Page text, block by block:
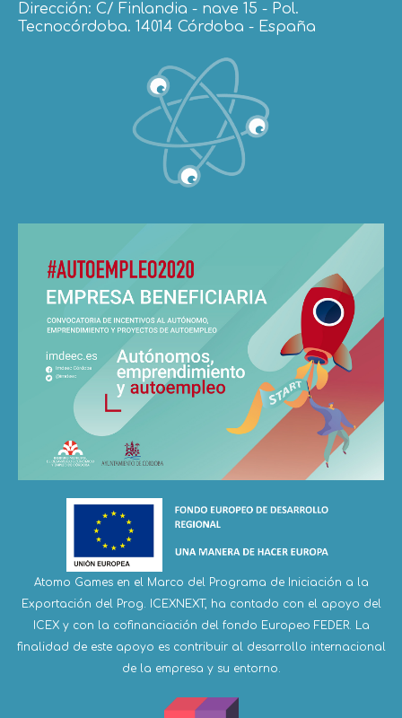
Dirección: C/ Finlandia - nave 15 - Pol.
Tecnocórdoba. 14014 Córdoba - España
Atomo Games en el Marco del Programa de Iniciación a la
Exportación del Prog. ICEXNEXT, ha contado con el apoyo del
ICEX y con la cofinanciación del fondo Europeo FEDER. La
finalidad de este apoyo es contribuir al desarrollo internacional
de la empresa y su entorno.